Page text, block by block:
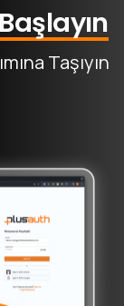
Başlayın
Taşıyın